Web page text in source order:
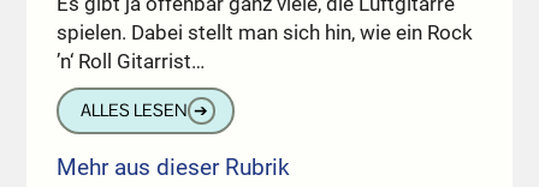
spielen. Dabei stellt man sich hin, wie ein Rock
’n‘ Roll Gitarrist…
ALLES LESEN ➔
Mehr aus dieser Rubrik